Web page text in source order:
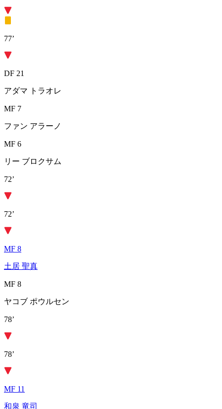
77’
DF 21
アダマ トラオレ
MF 7
ファン アラーノ
MF 6
リー ブロクサム
72’
72’
MF 8
土居 聖真
MF 8
ヤコブ ポウルセン
78’
78’
MF 11
和泉 竜司